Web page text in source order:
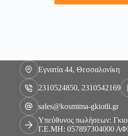
Εγνατία 44, Θεσσαλονίκη
2310524850, 2310542169
sales@kosmima-gkiotli.gr
Υπεύθυνος πωλήσεων:
Γ.Ε.ΜΗ: 057897304000